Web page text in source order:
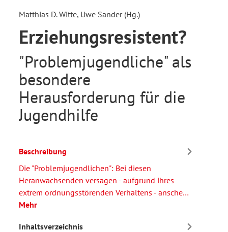
Matthias D. Witte, Uwe Sander (Hg.)
Erziehungsresistent?
"Problemjugendliche" als
besondere
Herausforderung für die
Jugendhilfe
Beschreibung
Die "Problemjugendlichen": Bei diesen
Heranwachsenden versagen - aufgrund ihres
extrem ordnungsstörenden Verhaltens - ansche…
Mehr
Inhaltsverzeichnis